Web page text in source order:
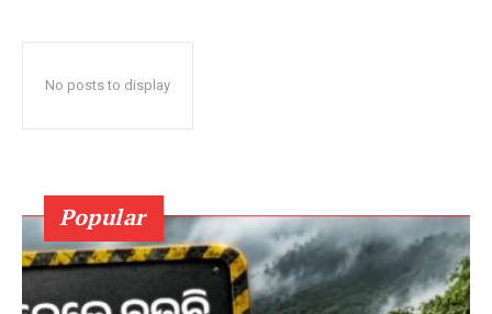
No posts to display
Popular